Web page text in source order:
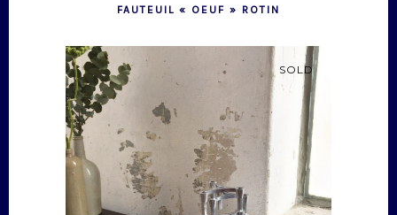
FAUTEUIL « OEUF » ROTIN
SOLD